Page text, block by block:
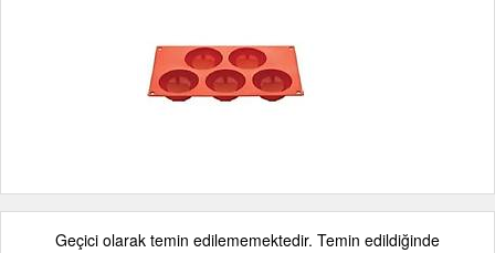
Geçici olarak temin edilememektedir. Temin edildiğinde